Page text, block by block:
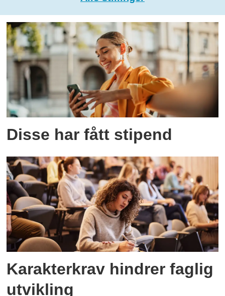
Disse har fått stipend
Karakterkrav hindrer faglig
utvikling